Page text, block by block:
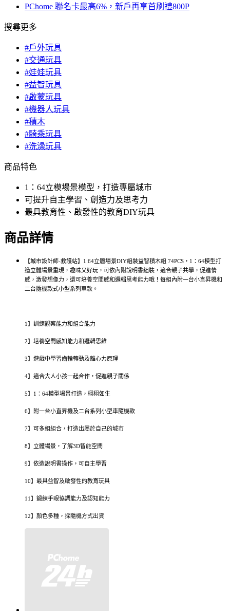
PChome 聯名卡最高6%，新戶再享首刷禮800P
搜尋更多
#戶外玩具
#交通玩具
#娃娃玩具
#益智玩具
#啟蒙玩具
#機器人玩具
#積木
#騎乘玩具
#洗澡玩具
商品特色
1：64立模場景模型，打造專屬城市
可提升自主學習、創造力及思考力
最具教育性、啟發性的教育DIY玩具
商品詳情
【城市設計師-救護站】1:64立體場景DIY組裝益智積木組 74PCS，1：64模型打
造立體場景重現，趣味又好玩，可依內附說明書組裝，適合親子共學，促進情
感，激發想像力，還可培養空間感和邏輯思考能力哦！每組內附一台小直昇機和
二台隨機款式小型系列車款。
1】訓練觀察能力和組合能力
2】培養空間感知能力和邏輯思維
3】遊戲中學習齒輪轉動及離心力原理
4】適合大人小孩一起合作，促進親子關係
5】1：64模型場景打造，栩栩如生
6】附一台小直昇機及二台系列小型車隨機款
7】可多組組合，打造出屬於自己的城市
8】立體場景，了解3D智能空間
9】依造說明書操作，可自主學習
10】最具益智及啟發性的教育玩具
11】鍛練手眼協調能力及認知能力
12】顏色多種，採隨機方式出貨